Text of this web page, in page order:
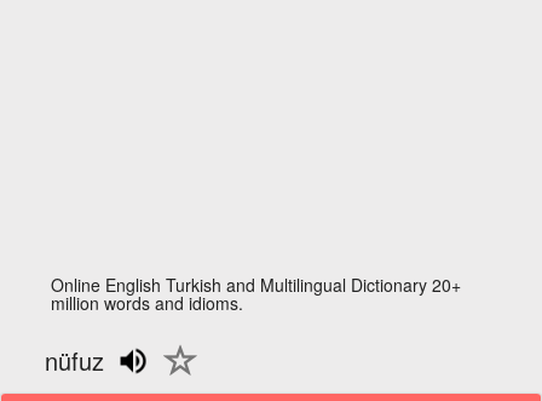
Online English Turkish and Multilingual Dictionary 20+
million words and idioms.
nüfuz